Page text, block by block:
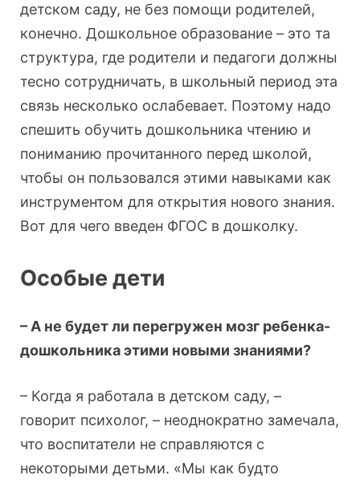
детском саду, не без помощи родителей,
конечно. Дошкольное образование – это та
структура, где родители и педагоги должны
тесно сотрудничать, в школьный период эта
связь несколько ослабевает. Поэтому надо
спешить обучить дошкольника чтению и
пониманию прочитанного перед школой,
чтобы он пользовался этими навыками как
инструментом для открытия нового знания.
Вот для чего введен ФГОС в дошколку.
Особые дети
– А не будет ли перегружен мозг ребенка-
дошкольника этими новыми знаниями?
– Когда я работала в детском саду, –
говорит психолог, – неоднократно замечала,
что воспитатели не справляются с
некоторыми детьми. «Мы как будто